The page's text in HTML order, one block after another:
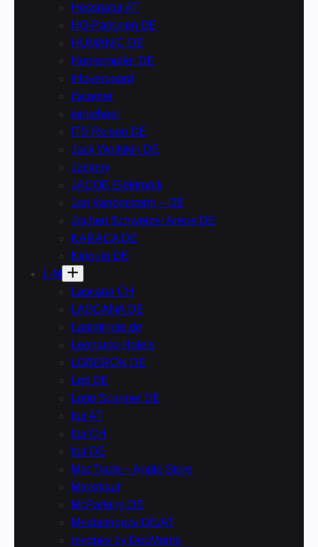
Hessnatur AT
HQ-Patronen DE
HUMANIC DE
Hunkemoller DE
iHoverboard
iScooter
isinwheel
ITS Reisen DE
Jack Wolfskin DE
Jackery
JACOB Elektronik
Jan Vanderstorm – DE
Jochen Schweizer Arena DE
KARACA DE
Kinguin DE
L-M
Lascana CH
LASCANA DE
Lastminute.de
Leonardo Hotels
LOBERON DE
Lott DE
Lotto Scanner DE
ltur AT
ltur CH
ltur DE
MacTrade – Apple Store
Marktkauf
McParking DE
Mediashop.tv DE/AT
medpex by DocMorris